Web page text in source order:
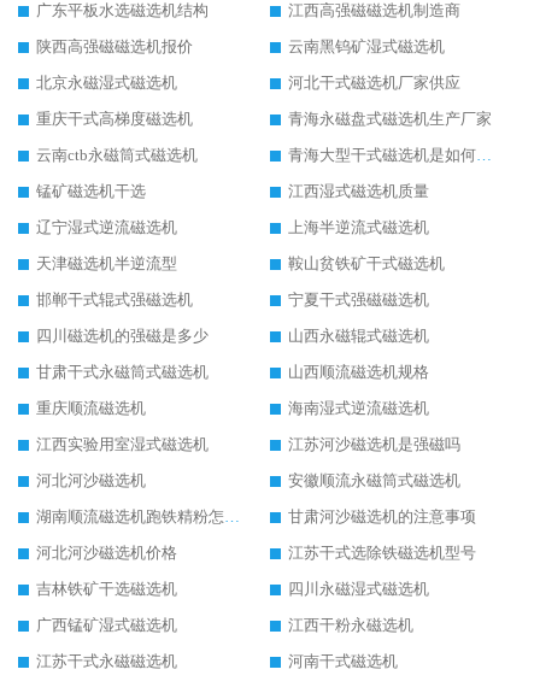
广东平板水选磁选机结构
江西高强磁磁选机制造商
陕西高强磁磁选机报价
云南黑钨矿湿式磁选机
北京永磁湿式磁选机
河北干式磁选机厂家供应
重庆干式高梯度磁选机
青海永磁盘式磁选机生产厂家
云南ctb永磁筒式磁选机
青海大型干式磁选机是如何选矿的
锰矿磁选机干选
江西湿式磁选机质量
辽宁湿式逆流磁选机
上海半逆流式磁选机
天津磁选机半逆流型
鞍山贫铁矿干式磁选机
邯郸干式辊式强磁选机
宁夏干式强磁磁选机
四川磁选机的强磁是多少
山西永磁辊式磁选机
甘肃干式永磁筒式磁选机
山西顺流磁选机规格
重庆顺流磁选机
海南湿式逆流磁选机
江西实验用室湿式磁选机
江苏河沙磁选机是强磁吗
河北河沙磁选机
安徽顺流永磁筒式磁选机
湖南顺流磁选机跑铁精粉怎么处理
甘肃河沙磁选机的注意事项
河北河沙磁选机价格
江苏干式选除铁磁选机型号
吉林铁矿干选磁选机
四川永磁湿式磁选机
广西锰矿湿式磁选机
江西干粉永磁选机
江苏干式永磁磁选机
河南干式磁选机